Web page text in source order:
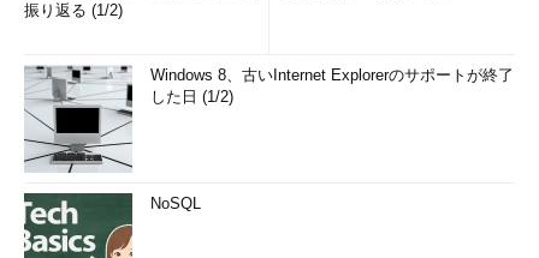
振り返る (1/2)
Windows 8、古いInternet Explorerのサポートが終了
した日 (1/2)
NoSQL